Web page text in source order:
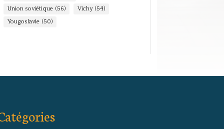
Union soviétique (56) Vichy (54)
Yougoslavie (50)